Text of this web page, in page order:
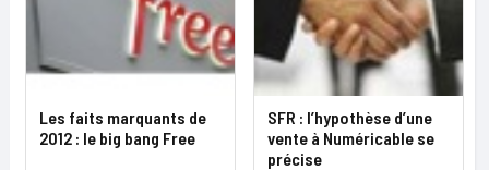
Les faits marquants de
2012 : le big bang Free
SFR : l’hypothèse d’une
vente à Numéricable se
précise